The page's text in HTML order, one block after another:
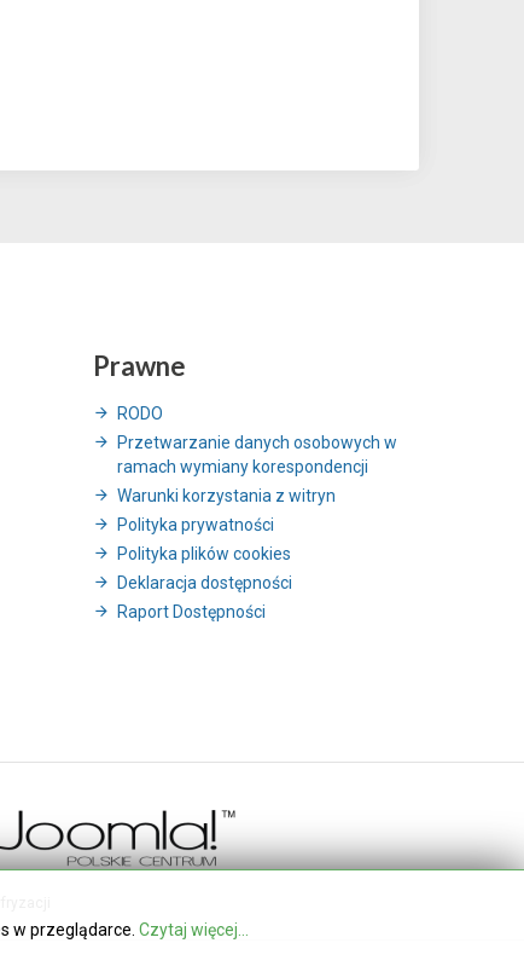
Prawne
RODO
Przetwarzanie danych osobowych w
ramach wymiany korespondencji
Warunki korzystania z witryn
Polityka prywatności
Polityka plików cookies
Deklaracja dostępności
Raport Dostępności
w przeglądarce. Czytaj więcej...